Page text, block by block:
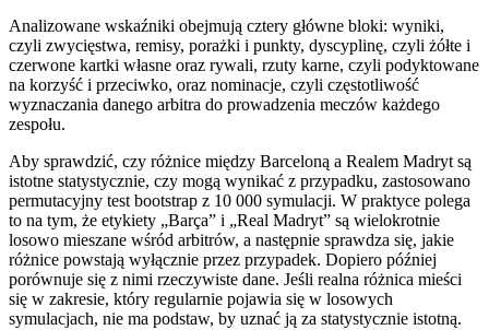
Analizowane wskaźniki obejmują cztery główne bloki: wyniki,
czyli zwycięstwa, remisy, porażki i punkty, dyscyplinę, czyli żółte i
czerwone kartki własne oraz rywali, rzuty karne, czyli podyktowane
na korzyść i przeciwko, oraz nominacje, czyli częstotliwość
wyznaczania danego arbitra do prowadzenia meczów każdego
zespołu.
Aby sprawdzić, czy różnice między Barceloną a Realem Madryt są
istotne statystycznie, czy mogą wynikać z przypadku, zastosowano
permutacyjny test bootstrap z 10 000 symulacji. W praktyce polega
to na tym, że etykiety „Barça” i „Real Madryt” są wielokrotnie
losowo mieszane wśród arbitrów, a następnie sprawdza się, jakie
różnice powstają wyłącznie przez przypadek. Dopiero później
porównuje się z nimi rzeczywiste dane. Jeśli realna różnica mieści
się w zakresie, który regularnie pojawia się w losowych
symulacjach, nie ma podstaw, by uznać ją za statystycznie istotną.